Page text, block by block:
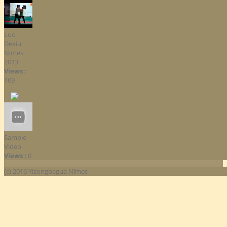
Luo
Dexiu
Nimes
2013
Views :
169
Sample
Video
Views : 0
(c) 2016 Yizongbagua Nîmes